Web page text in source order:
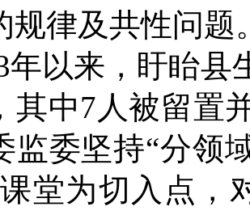
规律及共性问题
年以来，盱眙县
其中7人被留置
监委坚持“分领
堂为切入点，